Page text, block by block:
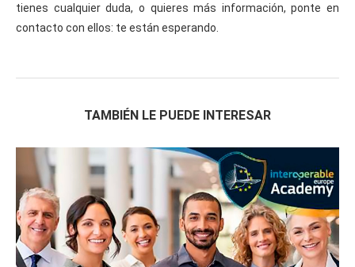
tienes cualquier duda, o quieres más información, ponte en
contacto con ellos: te están esperando.
TAMBIÉN LE PUEDE INTERESAR